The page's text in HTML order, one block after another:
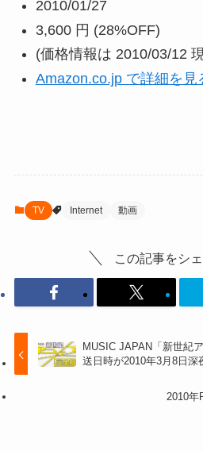
2010/01/27
3,600 円 (28%OFF)
(価格情報は 2010/03/12
Amazon.co.jp で詳細を見
TV Internet 動画
この記事をシ
MUSIC JAPAN「新世紀
送日時が2010年3月8日深
2010年